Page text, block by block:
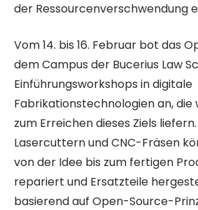
der Ressourcenverschwendung
Vom 14. bis 16. Februar bot das
dem Campus der Bucerius Law
Einführungsworkshops in digitale
Fabrikationstechnologien an, die
zum Erreichen dieses Ziels
Lasercuttern und CNC-Fräsen
von der Idee bis zum fertigen
repariert und Ersatzteile
basierend auf Open-Source-